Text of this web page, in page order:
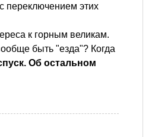
переключением этих
к горным великам.
быть "езда"? Когда
Об остальном